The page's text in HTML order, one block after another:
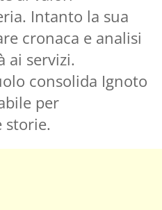
Intanto la sua
cronaca e analisi
ai servizi.
consolida Ignoto
per
storie.